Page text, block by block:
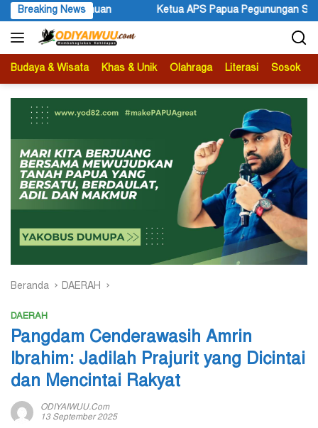
Langsung
ke
konten
Breaking News
Pegunungan Sonni Lokobal: Kalau Mau KPK Audit Dana Otsus
Budaya & Wisata Khas & Unik Olahraga Literasi Sosok
Beranda DAERAH
DAERAH
Pangdam Cenderawasih Amrin
Ibrahim: Jadilah Prajurit yang Dicintai
dan Mencintai Rakyat
ODIYAIWUU.com
13 September 2025